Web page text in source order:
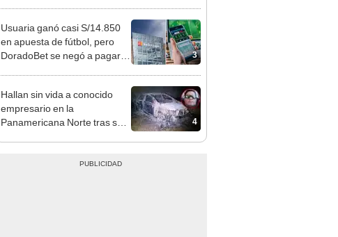
3
Usuaria ganó casi S/14.850
en apuesta de fútbol, pero
DoradoBet se negó a pagar:
4
Hallan sin vida a conocido
empresario en la
Panamericana Norte tras ser